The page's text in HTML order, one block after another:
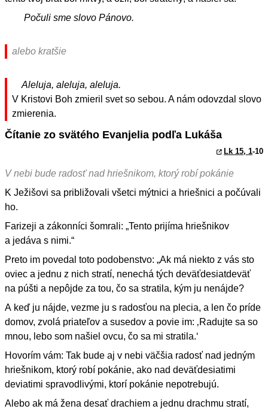
Počuli sme slovo Pánovo.
alebo kratšie
Aleluja, aleluja, aleluja.
V Kristovi Boh zmieril svet so sebou. A nám odovzdal slovo
zmierenia.
Čítanie zo svätého Evanjelia podľa Lukáša
Lk 15, 1-10
V nebi bude radosť nad hriešnikom, ktorý robí pokánie
K Ježišovi sa približovali všetci mýtnici a hriešnici a počúvali
ho.
Farizeji a zákonníci šomrali: „Tento prijíma hriešnikov
a jedáva s nimi.“
Preto im povedal toto podobenstvo: „Ak má niekto z vás sto
oviec a jednu z nich stratí, nenechá tých deväťdesiatdeväť
na púšti a nepôjde za tou, čo sa stratila, kým ju nenájde?
A keď ju nájde, vezme ju s radosťou na plecia, a len čo príde
domov, zvolá priateľov a susedov a povie im: ‚Radujte sa so
mnou, lebo som našiel ovcu, čo sa mi stratila.‘
Hovorím vám: Tak bude aj v nebi väčšia radosť nad jedným
hriešnikom, ktorý robí pokánie, ako nad deväťdesiatimi
deviatimi spravodlivými, ktorí pokánie nepotrebujú.
Alebo ak má žena desať drachiem a jednu drachmu stratí,